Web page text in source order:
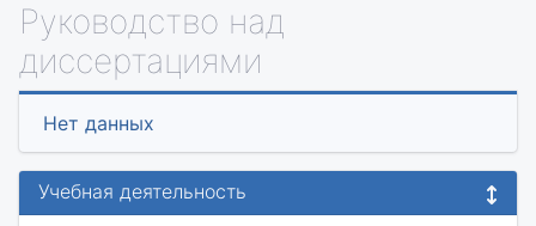
Руководство над
диссертациями
Нет данных
Учебная деятельность